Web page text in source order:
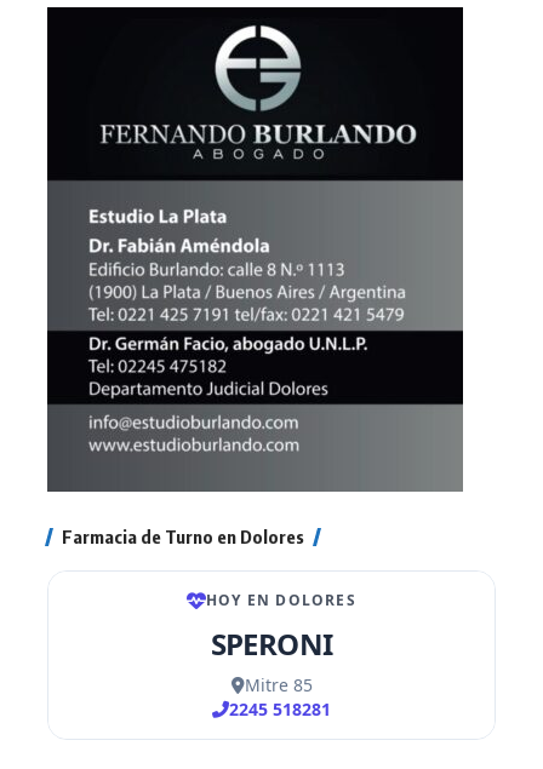
Farmacia de Turno en Dolores